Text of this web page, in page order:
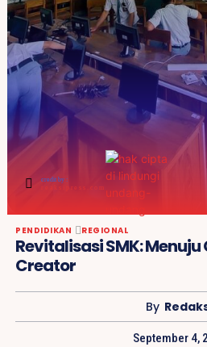
credit by :
reaksipress.com
PENDIDIKAN REGIONAL
Revitalisasi SMK:
Creator
By
September 4,